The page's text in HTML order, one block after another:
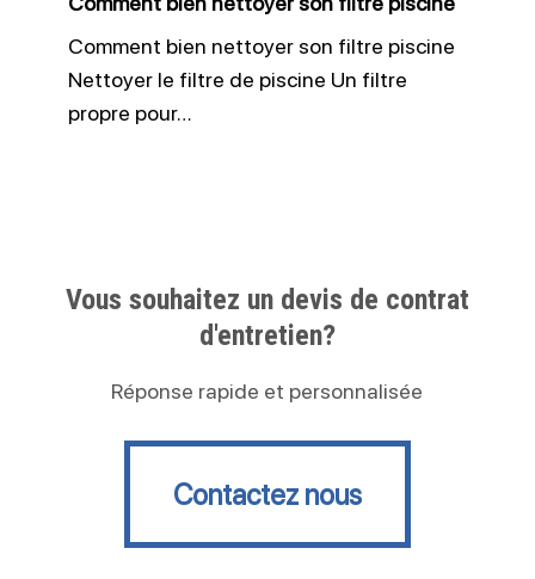
Comment bien nettoyer son filtre piscine
Nettoyer le filtre de piscine Un filtre
propre pour…
Vous souhaitez un devis de contrat
d'entretien?
Réponse rapide et personnalisée
Contactez nous
Contactez nous